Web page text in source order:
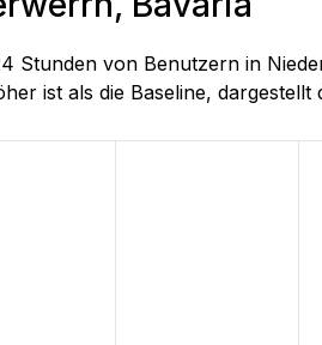
Stunden von Benutzern in
ist als die Baseline, dargestellt